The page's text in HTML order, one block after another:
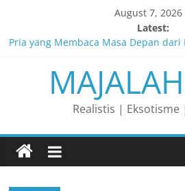
content
August 7, 2026
Latest:
Pria yang Membaca Masa Depan dari
Membaca Peluang, Menaklukkan
Bisnis Peternakan yang Berkelanjutan
Lelaki yang Mengubah Garis Menjadi
Matahari yang Lahir di Pulau Dewata
Perjalanan Panjang di Balik Rasa
Realistis | Eksotisme